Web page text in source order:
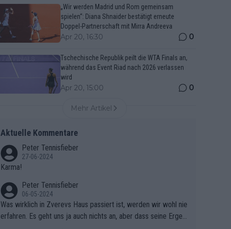
„Wir werden Madrid und Rom gemeinsam
spielen“: Diana Shnaider bestätigt erneute
Doppel-Partnerschaft mit Mirra Andreeva
Apr 20, 16:30 0
Tschechische Republik peilt die WTA Finals an,
während das Event Riad nach 2026 verlassen
wird
Apr 20, 15:00 0
Mehr Artikel
Aktuelle Kommentare
Peter Tennisfieber
27-06-2024
Karma!
Peter Tennisfieber
06-05-2024
Was wirklich in Zverevs Haus passiert ist, werden wir wohl nie
erfahren. Es geht uns ja auch nichts an, aber dass seine Ergeb